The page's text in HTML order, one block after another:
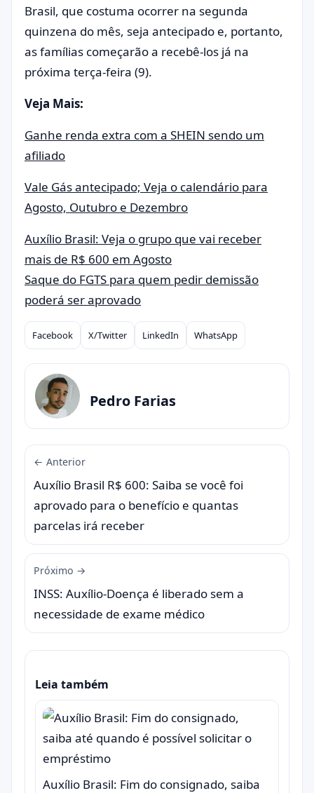
Brasil, que costuma ocorrer na segunda
quinzena do mês, seja antecipado e, portanto,
as famílias começarão a recebê-los já na
próxima terça-feira (9).
Veja Mais:
Ganhe renda extra com a SHEIN sendo um
afiliado
Vale Gás antecipado; Veja o calendário para
Agosto, Outubro e Dezembro
Auxílio Brasil: Veja o grupo que vai receber
mais de R$ 600 em Agosto
Saque do FGTS para quem pedir demissão
poderá ser aprovado
Compartilhar
Facebook X/Twitter LinkedIn WhatsApp
Pedro Farias
← Anterior
Auxílio Brasil R$ 600: Saiba se você foi
aprovado para o benefício e quantas
parcelas irá receber
Próximo →
INSS: Auxílio-Doença é liberado sem a
necessidade de exame médico
Leia também
Auxílio Brasil: Fim do consignado, saiba